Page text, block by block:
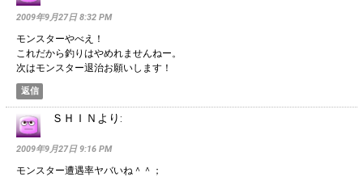
2009年9月27日 8:32 PM
モンスターやべえ！
これだから釣りはやめれませんねー。
次はモンスター退治お願いします！
返信
ＳＨＩＮ より:
2009年9月27日 9:16 PM
モンスター遭遇率ヤバいね＾＾；